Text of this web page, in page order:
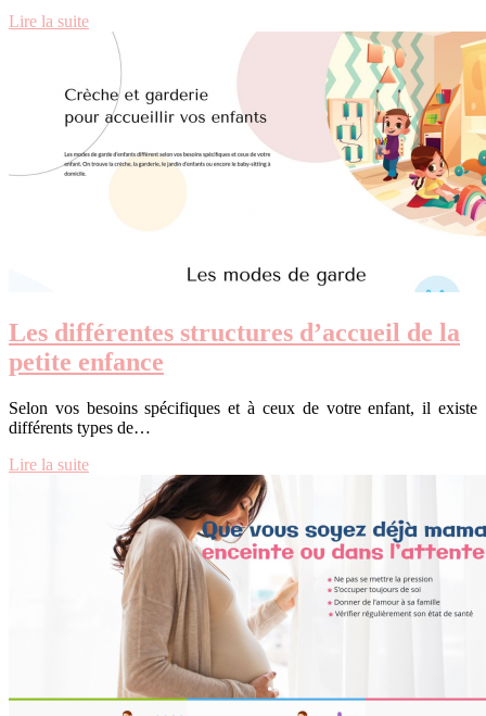
Lire la suite
Les différentes structures d’accueil de la
petite enfance
Selon vos besoins spécifiques et à ceux de votre enfant, il existe
différents types de…
Lire la suite